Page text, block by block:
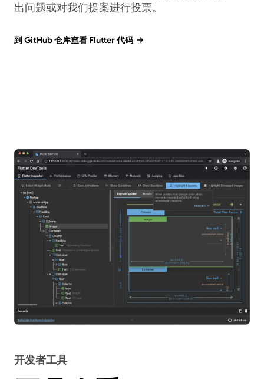
出问题或对我们提案进行投票。
到 GitHub 仓库查看 Flutter 代码
开发者工具